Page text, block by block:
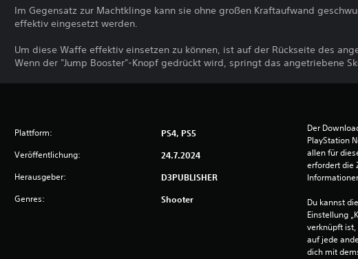
Im Gegensatz zur Machtklinge kann sie ohne großen Kraftaufwand
effektiv eingesetzt werden.
Um diese Waffe effektiv einsetzen zu können, ist auf der Rückseite des
Wenn der "Jump Booster"-Knopf gedrückt wird, springt das angetriebene
Plattform: PS4, PS5
Veröffentlichung: 24.7.2024
Herausgeber: D3PUBLISHER
Genres: Shooter
Der
PlayStation
allen für
erfordert die
Du kannst
Einstellung
verknüpft
auf jede
dich mit